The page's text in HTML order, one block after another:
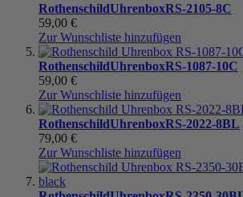
RothenschildUhrenboxRS-2105-8C
59,00 €
Zur Wunschliste hinzufügen
RothenschildUhrenboxRS-1087-10C
59,00 €
Zur Wunschliste hinzufügen
RothenschildUhrenboxRS-2022-8BL
79,00 €
Zur Wunschliste hinzufügen